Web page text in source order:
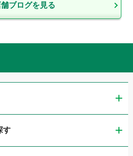
舗ブログを見る
板金工場
す